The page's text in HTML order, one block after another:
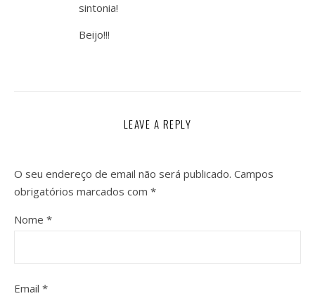
sintonia!
Beijo!!!
LEAVE A REPLY
O seu endereço de email não será publicado. Campos
obrigatórios marcados com *
Nome *
Email *